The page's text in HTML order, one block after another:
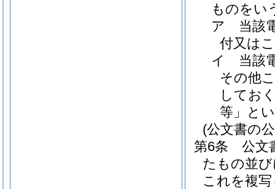
ものをい
ア
当該
付又は
イ
当該
その他
してお
等」と
(公文書の
第6条
公文
たもの並
これを複